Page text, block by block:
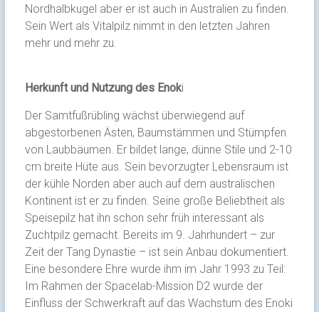
Nordhalbkugel aber er ist auch in Australien zu finden.
Sein Wert als Vitalpilz nimmt in den letzten Jahren
mehr und mehr zu.
Herkunft und Nutzung des Enoki
Der Samtfußrübling wächst überwiegend auf
abgestorbenen Ästen, Baumstämmen und Stümpfen
von Laubbäumen. Er bildet lange, dünne Stile und 2-10
cm breite Hüte aus. Sein bevorzugter Lebensraum ist
der kühle Norden aber auch auf dem australischen
Kontinent ist er zu finden. Seine große Beliebtheit als
Speisepilz hat ihn schon sehr früh interessant als
Zuchtpilz gemacht. Bereits im 9. Jahrhundert – zur
Zeit der Tang Dynastie – ist sein Anbau dokumentiert.
Eine besondere Ehre wurde ihm im Jahr 1993 zu Teil:
Im Rahmen der Spacelab-Mission D2 wurde der
Einfluss der Schwerkraft auf das Wachstum des Enoki